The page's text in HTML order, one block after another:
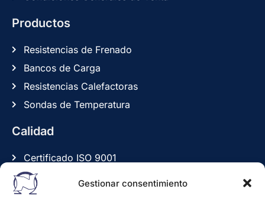
Gestionar consentimiento
Productos
Resistencias de Frenado
Bancos de Carga
Resistencias Calefactoras
Sondas de Temperatura
Calidad
Certificado ISO 9001
Política de Calidad
Declaraciones de Conformidad CE / RoHS / IP